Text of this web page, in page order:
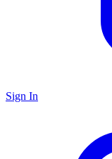
Sign In